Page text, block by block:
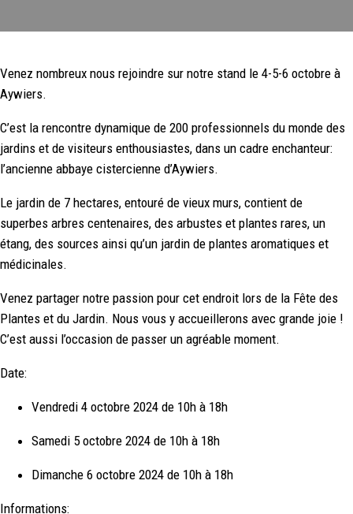
Venez nombreux nous rejoindre sur notre stand le 4-5-6 octobre à
Aywiers.
C’est la rencontre dynamique de 200 professionnels du monde des
jardins et de visiteurs enthousiastes, dans un cadre enchanteur:
l’ancienne abbaye cistercienne d’Aywiers.
Le jardin de 7 hectares, entouré de vieux murs, contient de
superbes arbres centenaires, des arbustes et plantes rares, un
étang, des sources ainsi qu’un jardin de plantes aromatiques et
médicinales.
Venez partager notre passion pour cet endroit lors de la Fête des
Plantes et du Jardin. Nous vous y accueillerons avec grande joie !
C’est aussi l’occasion de passer un agréable moment.
Date:
Vendredi 4 octobre 2024 de 10h à 18h
Samedi 5 octobre 2024 de 10h à 18h
Dimanche 6 octobre 2024 de 10h à 18h
Informations: